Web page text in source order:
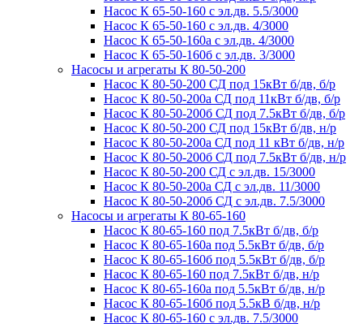
Насос К 65-50-160 с эл.дв. 5.5/3000
Насос К 65-50-160 с эл.дв. 4/3000
Насос К 65-50-160а с эл.дв. 4/3000
Насос К 65-50-160б с эл.дв. 3/3000
Насосы и агрегаты К 80-50-200
Насос К 80-50-200 СД под 15кВт б/дв, б/р
Насос К 80-50-200а СД под 11кВт б/дв, б/р
Насос К 80-50-200б СД под 7.5кВт б/дв, б/р
Насос К 80-50-200 СД под 15кВт б/дв, н/р
Насос К 80-50-200а СД под 11 кВт б/дв, н/р
Насос К 80-50-200б СД под 7.5кВт б/дв, н/р
Насос К 80-50-200 СД с эл.дв. 15/3000
Насос К 80-50-200а СД с эл.дв. 11/3000
Насос К 80-50-200б СД с эл.дв. 7.5/3000
Насосы и агрегаты К 80-65-160
Насос К 80-65-160 под 7.5кВт б/дв, б/р
Насос К 80-65-160а под 5.5кВт б/дв, б/р
Насос К 80-65-160б под 5.5кВт б/дв, б/р
Насос К 80-65-160 под 7.5кВт б/дв, н/р
Насос К 80-65-160а под 5.5кВт б/дв, н/р
Насос К 80-65-160б под 5.5кВ б/дв, н/р
Насос К 80-65-160 с эл.дв. 7.5/3000